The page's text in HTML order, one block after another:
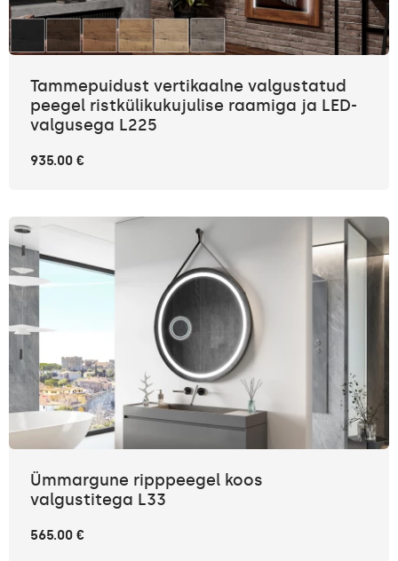
Tammepuidust vertikaalne valgustatud
peegel ristkülikukujulise raamiga ja LED-
valgusega L225
935.00 €
Ümmargune ripppeegel koos
valgustitega L33
565.00 €